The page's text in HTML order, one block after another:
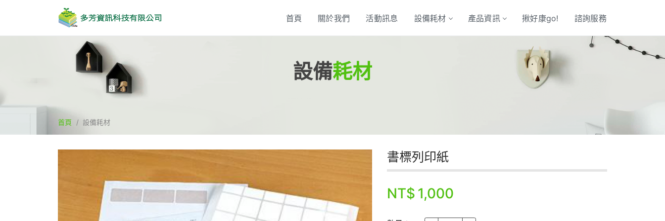
首頁 關於我們 活動訊息 設備耗材 產品資訊 揪好康go! 諮詢服務
設備耗材
首頁 設備耗材
書標列印紙
1,000